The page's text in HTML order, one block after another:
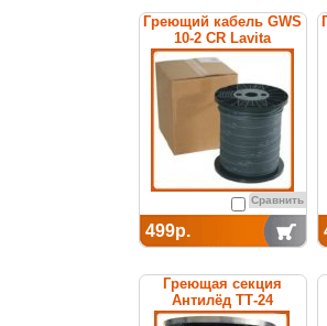
Греющий кабель GWS
10-2 CR Lavita
Сравнить
499р.
Греющая секция
Антилёд ТТ-24
саморегулируемая